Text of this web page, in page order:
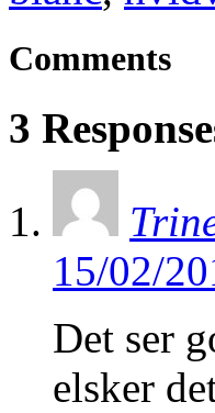
Comments
3
15/02/
Det ser
elsker